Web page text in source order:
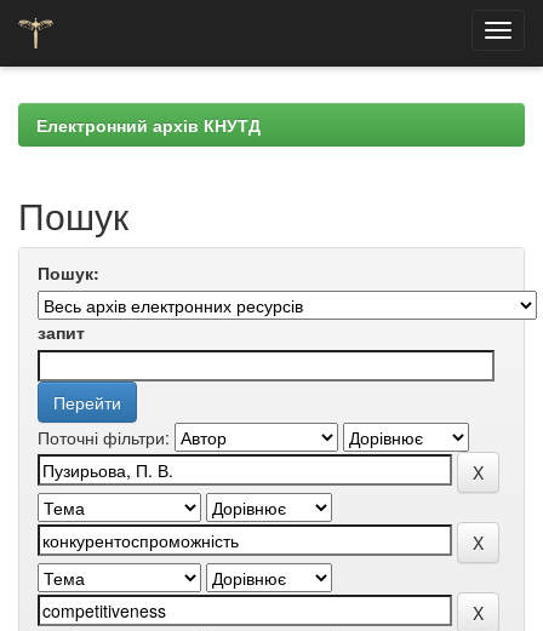
navigationЕлектронний архів КНУТД
Пошук
Пошук:
запит
Поточні фільтри: